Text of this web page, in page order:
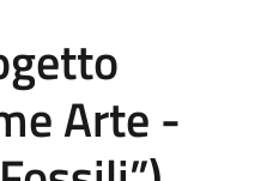
Arte -